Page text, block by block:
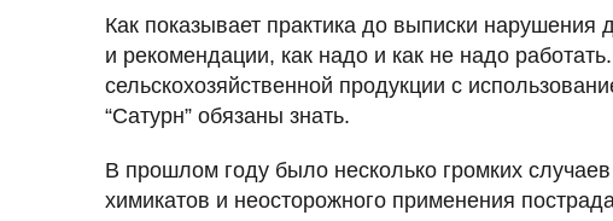
Как показывает практика до выписки
и рекомендации, как надо и как не надо
сельскохозяйственной продукции с
“Сатурн” обязаны знать.
В прошлом году было несколько громких
химикатов и неосторожного применения